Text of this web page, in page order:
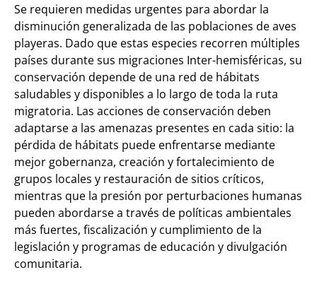
Se requieren medidas urgentes para abordar la
disminución generalizada de las poblaciones de aves
playeras. Dado que estas especies recorren múltiples
países durante sus migraciones Inter-hemisféricas, su
conservación depende de una red de hábitats
saludables y disponibles a lo largo de toda la ruta
migratoria. Las acciones de conservación deben
adaptarse a las amenazas presentes en cada sitio: la
pérdida de hábitats puede enfrentarse mediante
mejor gobernanza, creación y fortalecimiento de
grupos locales y restauración de sitios críticos,
mientras que la presión por perturbaciones humanas
pueden abordarse a través de políticas ambientales
más fuertes, fiscalización y cumplimiento de la
legislación y programas de educación y divulgación
comunitaria.